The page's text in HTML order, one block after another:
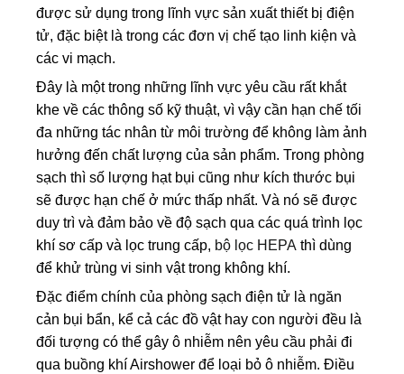
được sử dụng trong lĩnh vực sản xuất thiết bị điện
tử, đặc biệt là trong các đơn vị chế tạo linh kiện và
các vi mạch.
Đây là một trong những lĩnh vực yêu cầu rất khắt
khe về các thông số kỹ thuật, vì vậy cần hạn chế tối
đa những tác nhân từ môi trường để không làm ảnh
hưởng đến chất lượng của sản phẩm. Trong phòng
sạch thì số lượng hạt bụi cũng như kích thước bụi
sẽ được hạn chế ở mức thấp nhất. Và nó sẽ được
duy trì và đảm bảo về độ sạch qua các quá trình lọc
khí sơ cấp và lọc trung cấp, bộ lọc HEPA thì dùng
để khử trùng vi sinh vật trong không khí.
Đặc điểm chính của phòng sạch điện tử là ngăn
cản bụi bẩn, kể cả các đồ vật hay con người đều là
đối tượng có thể gây ô nhiễm nên yêu cầu phải đi
qua buồng khí Airshower để loại bỏ ô nhiễm. Điều